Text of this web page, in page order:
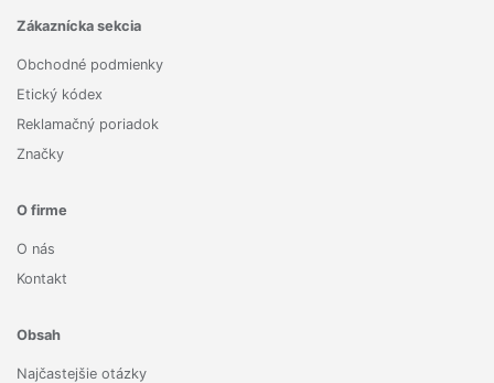
Zákaznícka sekcia
Obchodné podmienky
Etický kódex
Reklamačný poriadok
Značky
O firme
O nás
Kontakt
Obsah
Najčastejšie otázky